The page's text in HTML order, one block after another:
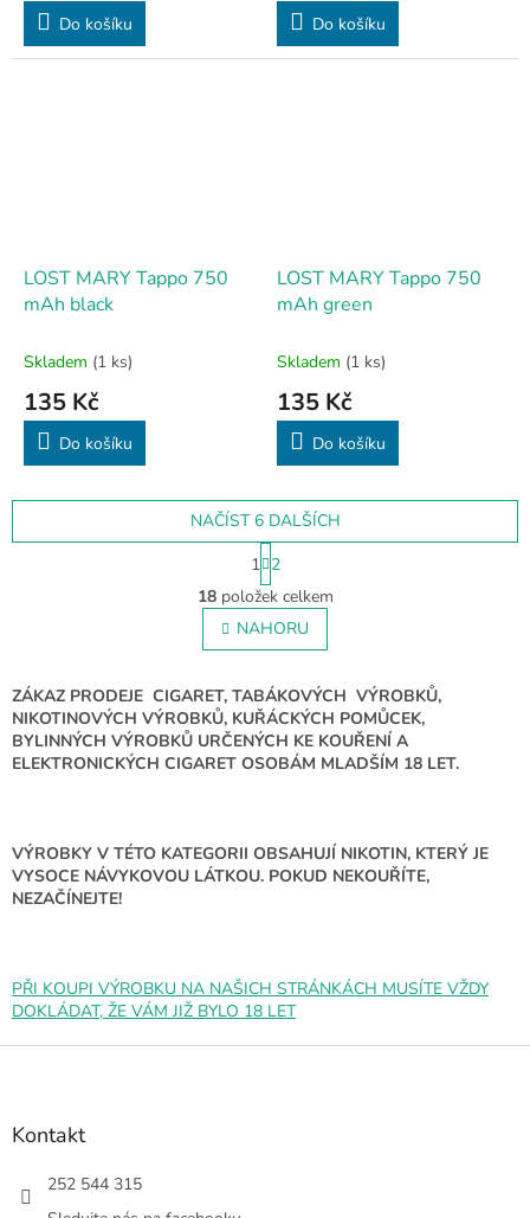
Do košíku Do košíku
LOST MARY Tappo 750
mAh black
Skladem (1 ks)
135 Kč
Do košíku
LOST MARY Tappo 750
mAh green
Skladem (1 ks)
135 Kč
Do košíku
O
v
l
á
a
c
í
p
y
v
u
NAČÍST 6 DALŠÍCH
S
t
r
á
n
k
v
á
n
í
1 2
18položek celkem
NAHORU
ZÁKAZ PRODEJE CIGARET, TABÁKOVÝCH VÝROBKŮ,
NIKOTINOVÝCH VÝROBKŮ, KUŘÁCKÝCH POMŮCEK,
BYLINNÝCH VÝROBKŮ URČENÝCH KE KOUŘENÍ A
ELEKTRONICKÝCH CIGARET OSOBÁM MLADŠÍM 18 LET.
VÝROBKY V TÉTO KATEGORII OBSAHUJÍ NIKOTIN, KTERÝ JE
VYSOCE NÁVYKOVOU LÁTKOU. POKUD NEKOUŘÍTE,
NEZAČÍNEJTE!
PŘI KOUPI VÝROBKU NA NAŠICH STRÁNKÁCH MUSÍTE VŽDY
DOKLÁDAT, ŽE VÁM JIŽ BYLO 18 LET
Z
Kontakt
252 544 315